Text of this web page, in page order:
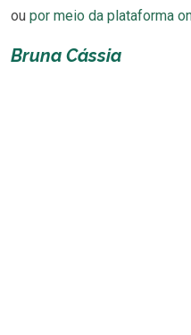
ou por meio da plataforma
Bruna Cássia